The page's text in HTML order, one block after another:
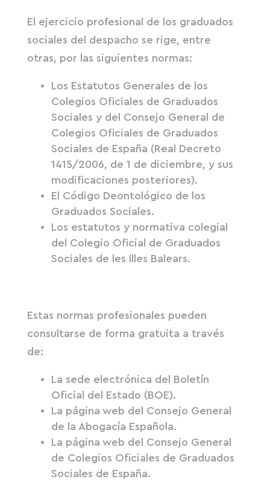
El ejercicio profesional de los graduados
sociales del despacho se rige, entre
otras, por las siguientes normas:
Los Estatutos Generales de los
Colegios Oficiales de Graduados
Sociales y del Consejo General de
Colegios Oficiales de Graduados
Sociales de España (Real Decreto
1415/2006, de 1 de diciembre, y sus
modificaciones posteriores).
El Código Deontológico de los
Graduados Sociales.
Los estatutos y normativa colegial
del Colegio Oficial de Graduados
Sociales de les Illes Balears.
Estas normas profesionales pueden
consultarse de forma gratuita a través
de:
La sede electrónica del Boletín
Oficial del Estado (BOE).
La página web del Consejo General
de la Abogacía Española.
La página web del Consejo General
de Colegios Oficiales de Graduados
Sociales de España.